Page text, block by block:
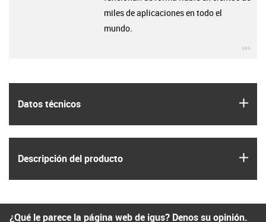
Datos técnicos
Descripción del producto
miles de aplicaciones en todo el
mundo.
¿Qué le parece la página web de igus? Denos su opinión.